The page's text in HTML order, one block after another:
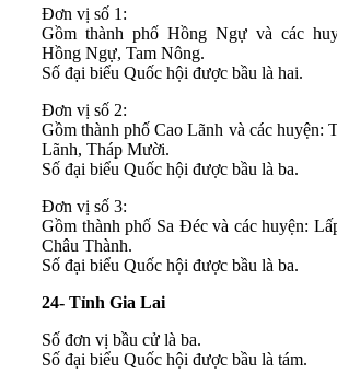
Đơn vị số 1:
Gồm thành phố Hồng Ngự và các
Hồng Ngự, Tam Nông.
Số đại biểu Quốc hội được bầu là hai.
Đơn vị số 2:
Gồm thành phố Cao Lãnh và các huyện:
Lãnh, Tháp Mười.
Số đại biểu Quốc hội được bầu là ba.
Đơn vị số 3:
Gồm thành phố Sa Đéc và các huyện:
Châu Thành.
Số đại biểu Quốc hội được bầu là ba.
24- Tỉnh Gia Lai
Số đơn vị bầu cử là ba.
Số đại biểu Quốc hội được bầu là tám.